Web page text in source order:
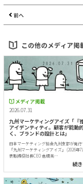
前へ
この他のメディア掲
メディア掲載
2026.07.31
九州マーケティングアイズ「『
アイデンティティ。顧客が能動
く、ブランドの設計とは」
日本マーケティング協会九州支部が発
「九州マーケティングアイズ」 (2026年
表取締役社長CEO 倉橋美…
続